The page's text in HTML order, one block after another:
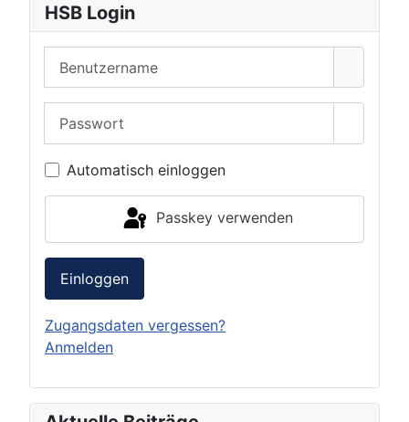
HSB Login
Automatisch einloggen
Passkey verwenden
Einloggen
Zugangsdaten vergessen?
Anmelden